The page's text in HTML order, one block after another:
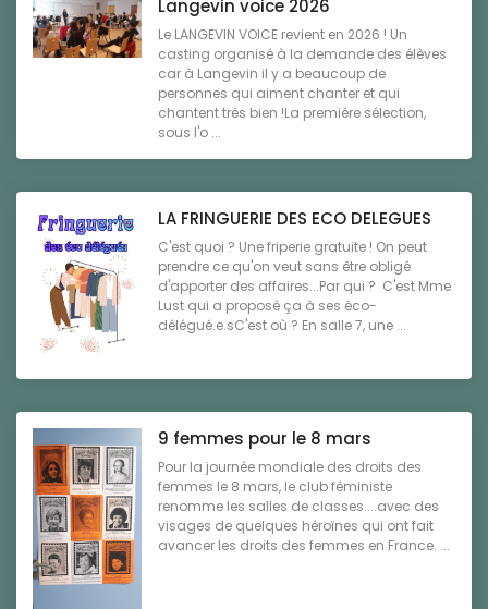
Langevin voice 2026
Le LANGEVIN VOICE revient en 2026 ! Un
casting organisé à la demande des élèves
car à Langevin il y a beaucoup de
personnes qui aiment chanter et qui
chantent très bien !La première sélection,
sous l'o ...
LA FRINGUERIE DES ECO DELEGUES
C'est quoi ? Une friperie gratuite ! On peut
prendre ce qu'on veut sans être obligé
d'apporter des affaires...Par qui ? C'est Mme
Lust qui a proposé ça à ses éco-
délégué.e.sC'est où ? En salle 7, une ...
9 femmes pour le 8 mars
Pour la journée mondiale des droits des
femmes le 8 mars, le club féministe
renomme les salles de classes....avec des
visages de quelques héroïnes qui ont fait
avancer les droits des femmes en France. ...